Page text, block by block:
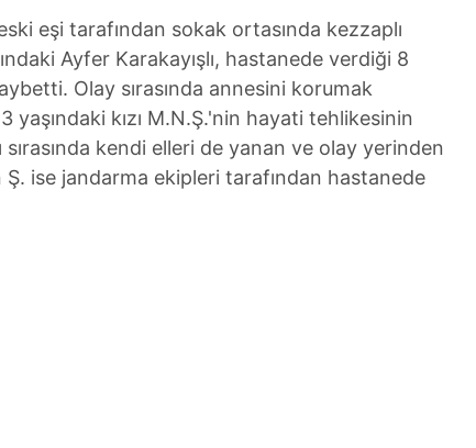
eşi tarafından sokak ortasında kezzaplı
Ayfer Karakayışlı, hastanede verdiği 8
Olay sırasında annesini korumak
yaşındaki kızı M.N.Ş.'nin hayati tehlikesinin
sırasında kendi elleri de yanan ve olay yerinden
Ş. ise jandarma ekipleri tarafından hastanede